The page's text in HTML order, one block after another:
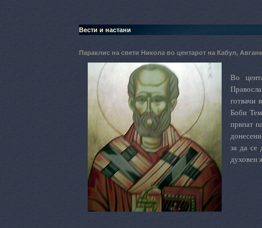
Вести и настани
Параклис на свети Никола во центарот на Кабул,
Во
готвачи
Боби
првпат
за да се
духовен